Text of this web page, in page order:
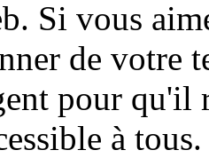
Si vous
de votre
pour qu'il
à tous.